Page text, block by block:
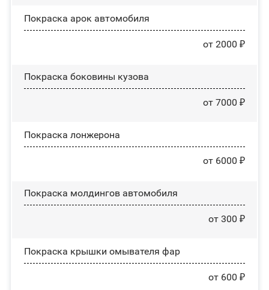
Покраска арок автомобиля
от 2000 ₽
Покраска боковины кузова
от 7000 ₽
Покраска лонжерона
от 6000 ₽
Покраска молдингов автомобиля
от 300 ₽
Покраска крышки омывателя фар
от 600 ₽